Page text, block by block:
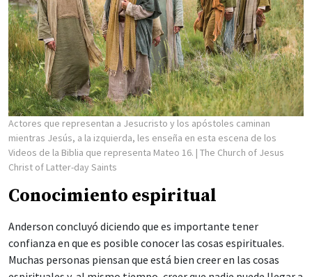
Actores que representan a Jesucristo y los apóstoles caminan
mientras Jesús, a la izquierda, les enseña en esta escena de los
Videos de la Biblia que representa Mateo 16. | The Church of Jesus
Christ of Latter-day Saints
Conocimiento espiritual
Anderson concluyó diciendo que es importante tener
confianza en que es posible conocer las cosas espirituales.
Muchas personas piensan que está bien creer en las cosas